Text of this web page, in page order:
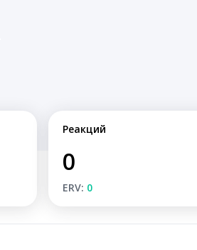
Реакций
0
ERV: 0